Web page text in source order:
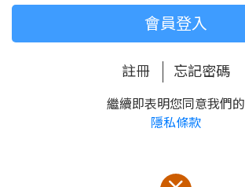
會員登入
註冊 忘記密碼
繼續即表明您同意我們的
隱私條款